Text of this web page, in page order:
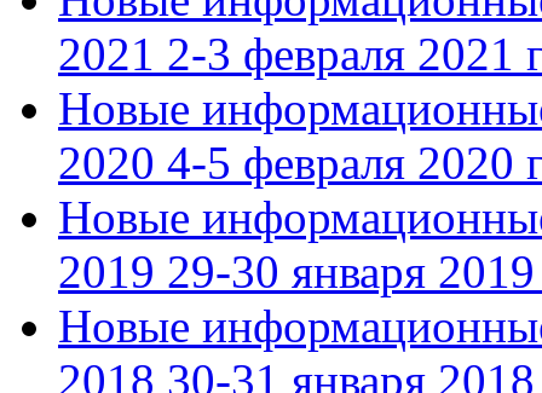
2021 2-3 февраля 2021
Новые
2020 4-5 февраля 2020
Новые
2019 29-30 января 2019
Новые
2018 30-31 января 2018